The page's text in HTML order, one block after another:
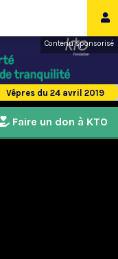
Contenu sponsorisé
Vêpres du 24 avril 2019
Faire un don à KTO